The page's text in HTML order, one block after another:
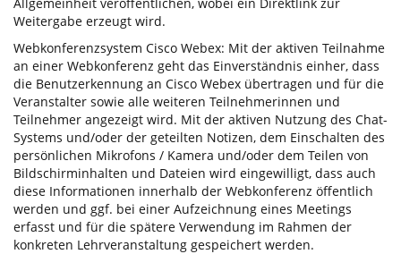
Weitergabe erzeugt wird.
Webkonferenzsystem Cisco Webex: Mit der aktiven Teilnahme
an einer Webkonferenz geht das Einverständnis einher, dass
die Benutzerkennung an Cisco Webex übertragen und für die
Veranstalter sowie alle weiteren Teilnehmerinnen und
Teilnehmer angezeigt wird. Mit der aktiven Nutzung des Chat-
Systems und/oder der geteilten Notizen, dem Einschalten des
persönlichen Mikrofons / Kamera und/oder dem Teilen von
Bildschirminhalten und Dateien wird eingewilligt, dass auch
diese Informationen innerhalb der Webkonferenz öffentlich
werden und ggf. bei einer Aufzeichnung eines Meetings
erfasst und für die spätere Verwendung im Rahmen der
konkreten Lehrveranstaltung gespeichert werden.